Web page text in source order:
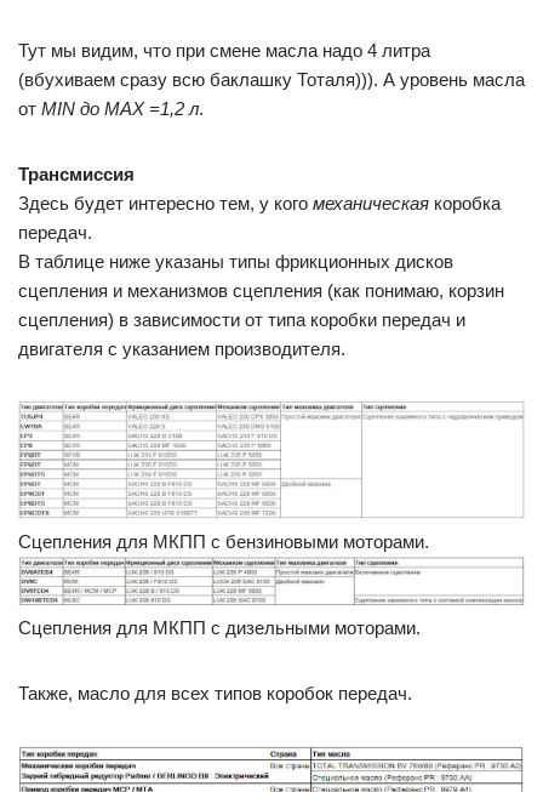
Тут мы видим, что при смене масла надо 4 литра
(вбухиваем сразу всю баклашку Тоталя))). А уровень масла
от MIN до MAX =1,2 л.
Трансмиссия
Здесь будет интересно тем, у кого механическая коробка
передач.
В таблице ниже указаны типы фрикционных дисков
сцепления и механизмов сцепления (как понимаю, корзин
сцепления) в зависимости от типа коробки передач и
двигателя с указанием производителя.
Сцепления для МКПП с бензиновыми моторами.
Сцепления для МКПП с дизельными моторами.
Также, масло для всех типов коробок передач.